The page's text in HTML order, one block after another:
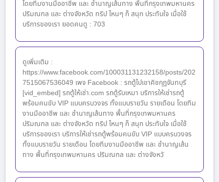
โดยทีมงานมืออาชีพ และ ชำนาญเส้นทาง พื้นที่กรุงเทพมหานคร
ปริมณฑล และ ต่างจังหวัด ทริป ไหนๆ ก็ สนุก ประทับใจ เมื่อใช้
บริการของเรา ยอดคนดู : 703
ดูเพิ่มเติม :
https://www.facebook.com/100031131232158/posts/202
7515067536049 เพจ Facebook : รถตู้ไปเขาคิชกุฏจันทบุรี
[vid_embed] รถตู้ให้เช่า.com รถตู้รับเหมา บริการให้เช่ารถตู้
พร้อมคนขับ VIP แบบครบวงจร ทั้งแบบรายวัน รายเดือน โดยทีม
งานมืออาชีพ และ ชำนาญเส้นทาง พื้นที่กรุงเทพมหานคร
ปริมณฑล และ ต่างจังหวัด ทริป ไหนๆ ก็ สนุก ประทับใจ เมื่อใช้
บริการของเรา บริการให้เช่ารถตู้พร้อมคนขับ VIP แบบครบวงจร
ทั้งแบบรายวัน รายเดือน โดยทีมงานมืออาชีพ และ ชำนาญเส้น
ทาง พื้นที่กรุงเทพมหานคร ปริมณฑล และ ต่างจังหวั